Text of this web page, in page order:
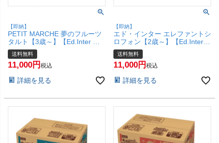
【即納】
PETIT MARCHE 夢のフルーツ
タルト【3歳～】【Ed.Inter エ
ドインター GENI ジェニ プチマ
ルシェ 木のままごとあそび お
ままごと 木のおもちゃ 女の
料】
送料無料
11,000 税込
詳細を見る
【即納】
エド・インター エレファントシ
ロフォン【2歳～】【Ed.Inter
エドインター GENI ジェニ 楽
器】【宅配便送料無料】
送料無料
11,000 税込
詳細を見る